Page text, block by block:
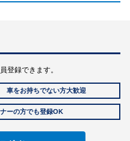
登録できます。
車をお持ちでない方大歓迎
ーの方でも登録OK